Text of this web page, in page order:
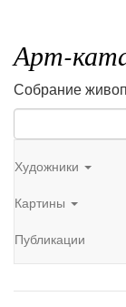
Арт-
Собрание
Художники
Картины
Публикации